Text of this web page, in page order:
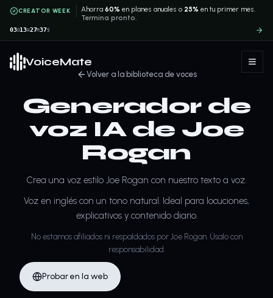
CREATOR WEEK Ahorra60% en planes anuales o 25% en tu primer mes.
Termina pronto.
03D13H 27M37S
VoiceMate
Volver a la biblioteca de voces
Generador de
voz IA de Joe
Rogan
Crea una voz estilo Joe Rogan con nuestro texto a voz.
Voz en inglés con un tono natural. Ideal para locuciones,
explicativos y contenido diario.
No estamos afiliados ni respaldados por Joe Rogan. Úsalo con
responsabilidad.
Probar en la web